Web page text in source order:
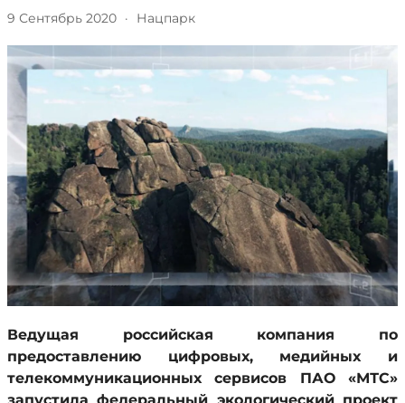
9 Сентябрь 2020 · Нацпарк
Ведущая российская компания по
предоставлению цифровых, медийных и
телекоммуникационных сервисов ПАО «МТС»